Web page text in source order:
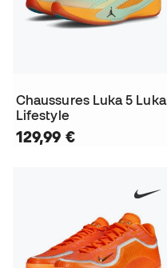
Chaussures Luka 5 Luka
Lifestyle
129,99 €